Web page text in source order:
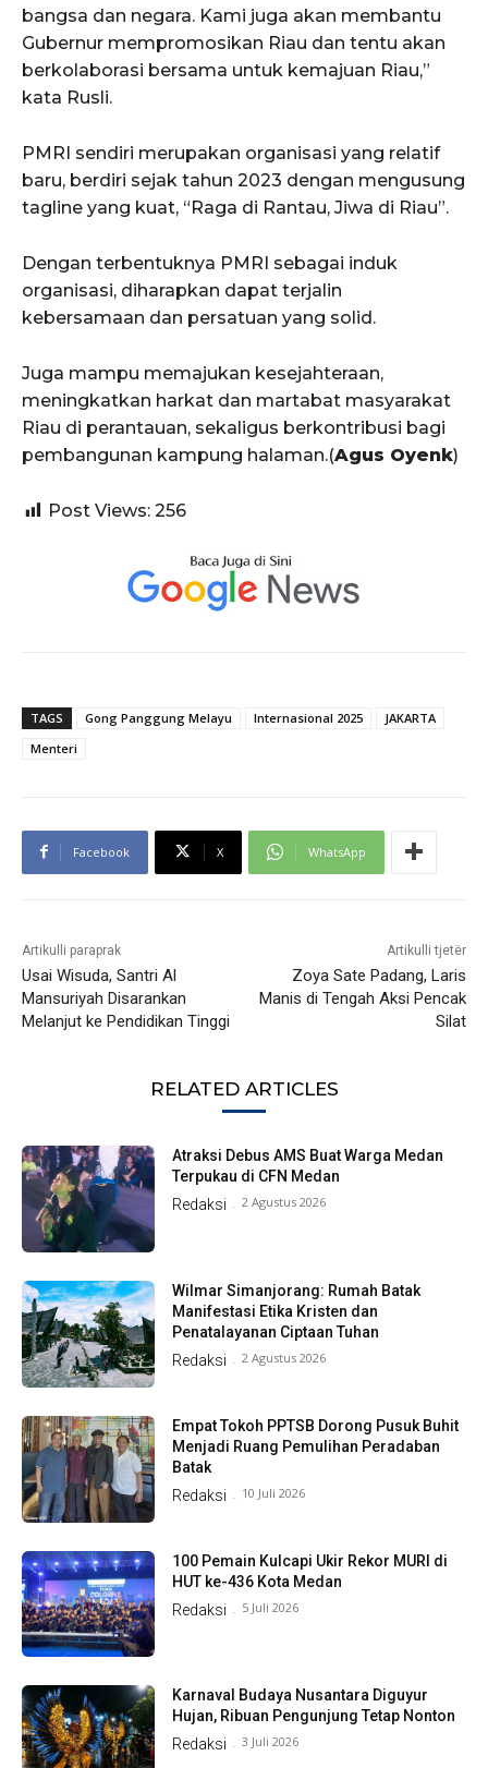
bangsa dan negara. Kami juga akan membantu
Gubernur mempromosikan Riau dan tentu akan
berkolaborasi bersama untuk kemajuan Riau,”
kata Rusli.
PMRI sendiri merupakan organisasi yang relatif
baru, berdiri sejak tahun 2023 dengan mengusung
tagline yang kuat, “Raga di Rantau, Jiwa di Riau”.
Dengan terbentuknya PMRI sebagai induk
organisasi, diharapkan dapat terjalin
kebersamaan dan persatuan yang solid.
Juga mampu memajukan kesejahteraan,
meningkatkan harkat dan martabat masyarakat
Riau di perantauan, sekaligus berkontribusi bagi
pembangunan kampung halaman.(Agus Oyenk)
Post Views: 256
TAGS Gong Panggung Melayu Internasional 2025
JAKARTA
Menteri
Facebook X WhatsApp
Artikulli paraprak
Usai Wisuda, Santri Al
Mansuriyah Disarankan
Melanjut ke Pendidikan Tinggi
Artikulli tjetër
Zoya Sate Padang, Laris
Manis di Tengah Aksi Pencak
Silat
RELATED ARTICLES
Atraksi Debus AMS Buat Warga Medan
Terpukau di CFN Medan
Redaksi - 2 Agustus 2026
Wilmar Simanjorang: Rumah Batak
Manifestasi Etika Kristen dan
Penatalayanan Ciptaan Tuhan
Redaksi - 2 Agustus 2026
Empat Tokoh PPTSB Dorong Pusuk Buhit
Menjadi Ruang Pemulihan Peradaban
Batak
Redaksi - 10 Juli 2026
100 Pemain Kulcapi Ukir Rekor MURI di
HUT ke-436 Kota Medan
Redaksi - 5 Juli 2026
Karnaval Budaya Nusantara Diguyur
Hujan, Ribuan Pengunjung Tetap Nonton
Redaksi - 3 Juli 2026